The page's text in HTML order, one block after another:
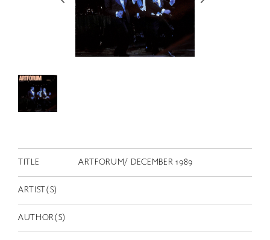
RETRACE
出版物
CONTACT
TITLE ARTFORUM/ DECEMBER 1989
ARTIST(S)
AUTHOR(S)